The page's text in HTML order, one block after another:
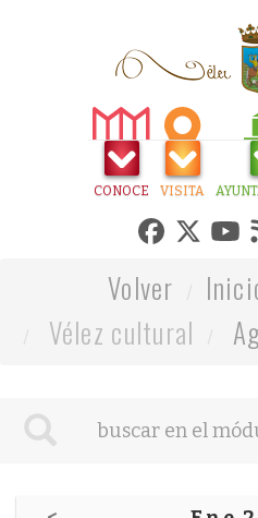
CONOCE VISITA
Volver
Vélez cultural